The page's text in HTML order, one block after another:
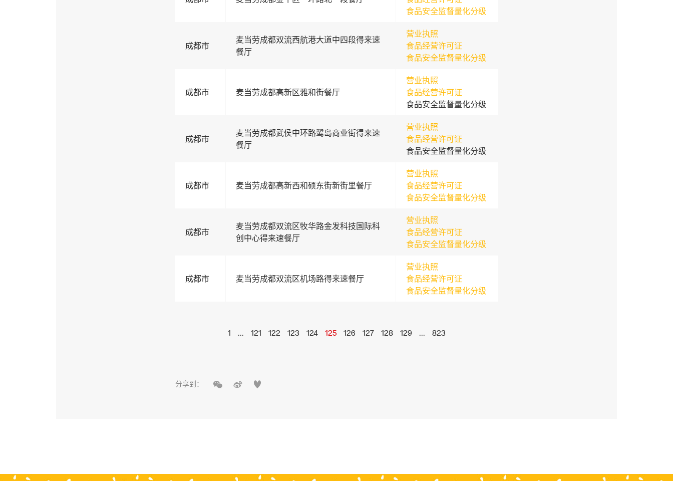
食品安全监督量化分级
成都市
麦当劳成都双流西航港大道中四段得来速
餐厅
营业执照
食品经营许可证
食品安全监督量化分级
成都市 麦当劳成都高新区雅和街餐厅
营业执照
食品经营许可证
食品安全监督量化分级
成都市
麦当劳成都武侯中环路鹭岛商业街得来速
餐厅
营业执照
食品经营许可证
食品安全监督量化分级
成都市 麦当劳成都高新西和硕东街新街里餐厅
营业执照
食品经营许可证
食品安全监督量化分级
成都市
麦当劳成都双流区牧华路金发科技国际科
创中心得来速餐厅
营业执照
食品经营许可证
食品安全监督量化分级
成都市 麦当劳成都双流区机场路得来速餐厅
营业执照
食品经营许可证
食品安全监督量化分级
1 ... 121 122 123 124 125 126 127 128 129 ... 823
分享到：   